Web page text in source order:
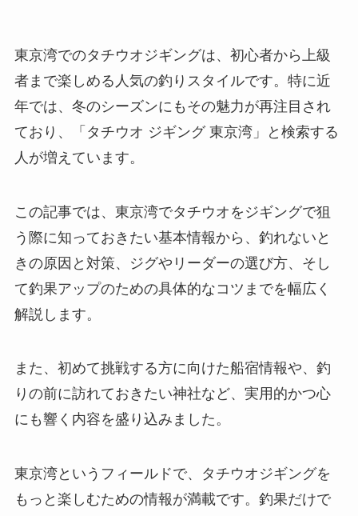
東京湾でのタチウオジギングは、初心者から上級
者まで楽しめる人気の釣りスタイルです。特に近
年では、冬のシーズンにもその魅力が再注目され
ており、「タチウオ ジギング 東京湾」と検索する
人が増えています。
この記事では、東京湾でタチウオをジギングで狙
う際に知っておきたい基本情報から、釣れないと
きの原因と対策、ジグやリーダーの選び方、そし
て釣果アップのための具体的なコツまでを幅広く
解説します。
また、初めて挑戦する方に向けた船宿情報や、釣
りの前に訪れておきたい神社など、実用的かつ心
にも響く内容を盛り込みました。
東京湾というフィールドで、タチウオジギングを
もっと楽しむための情報が満載です。釣果だけで